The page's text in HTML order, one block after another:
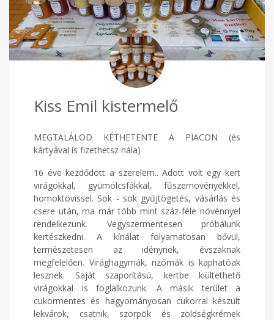
Kiss Emil kistermelő
MEGTALÁLOD KÉTHETENTE A PIACON (és
kártyával is fizethetsz nála)
16 éve kezdődött a szerelem.. Adott volt egy kert
virágokkal, gyümölcsfákkal, fűszernövényekkel,
homoktövissel. Sok - sok gyűjtögetés, vásárlás és
csere után, ma már több mint száz-féle növénnyel
rendelkezünk. Vegyszermentesen próbálunk
kertészkedni. A kínálat folyamatosan bővül,
természetesen az idénynek, évszaknak
megfelelően. Virághagymák, rizómák is kaphatóak
lesznek. Saját szaporítású, kertbe kiültethető
virágokkal is foglalkozunk. A másik terület a
cukormentes és hagyományosan cukorral készült
lekvárok, csatnik, szörpök és zöldségkrémek